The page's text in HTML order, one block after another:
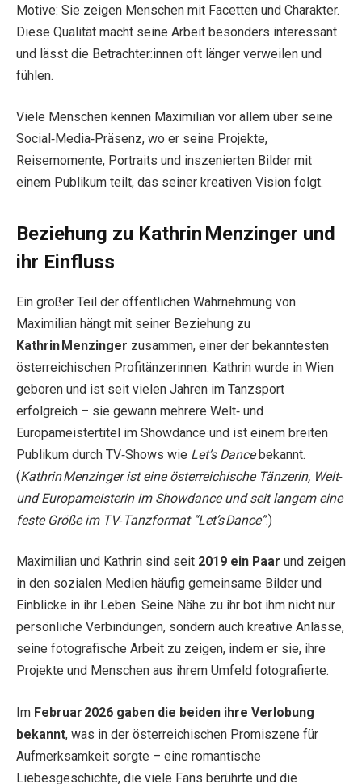
Motive: Sie zeigen Menschen mit Facetten und Charakter.
Diese Qualität macht seine Arbeit besonders interessant
und lässt die Betrachter:innen oft länger verweilen und
fühlen.
Viele Menschen kennen Maximilian vor allem über seine
Social‑Media‑Präsenz, wo er seine Projekte,
Reisemomente, Portraits und inszenierten Bilder mit
einem Publikum teilt, das seiner kreativen Vision folgt.
Beziehung zu Kathrin Menzinger und
ihr Einfluss
Ein großer Teil der öffentlichen Wahrnehmung von
Maximilian hängt mit seiner Beziehung zu
Kathrin Menzinger zusammen, einer der bekanntesten
österreichischen Profitänzerinnen. Kathrin wurde in Wien
geboren und ist seit vielen Jahren im Tanzsport
erfolgreich – sie gewann mehrere Welt‑ und
Europameistertitel im Showdance und ist einem breiten
Publikum durch TV‑Shows wie Let’s Dancebekannt.
(Kathrin Menzinger ist eine österreichische Tänzerin, Welt‑
und Europameisterin im Showdance und seit langem eine
feste Größe im TV‑Tanzformat “Let’s Dance”.)
Maximilian und Kathrin sind seit 2019 ein Paar und zeigen
in den sozialen Medien häufig gemeinsame Bilder und
Einblicke in ihr Leben. Seine Nähe zu ihr bot ihm nicht nur
persönliche Verbindungen, sondern auch kreative Anlässe,
seine fotografische Arbeit zu zeigen, indem er sie, ihre
Projekte und Menschen aus ihrem Umfeld fotografierte.
Im Februar 2026 gaben die beiden ihre Verlobung
bekannt, was in der österreichischen Promiszene für
Aufmerksamkeit sorgte – eine romantische
Liebesgeschichte, die viele Fans berührte und die